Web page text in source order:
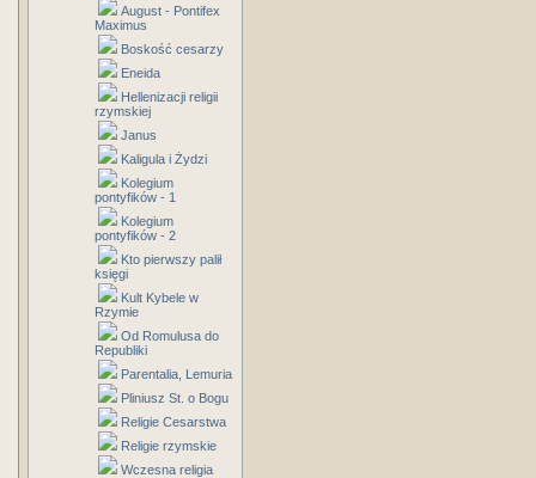
August - Pontifex
Maximus
Boskość cesarzy
Eneida
Hellenizacji religii
rzymskiej
Janus
Kaligula i Żydzi
Kolegium
pontyfików - 1
Kolegium
pontyfików - 2
Kto pierwszy palił
księgi
Kult Kybele w
Rzymie
Od Romulusa do
Republiki
Parentalia, Lemuria
Pliniusz St. o Bogu
Religie Cesarstwa
Religie rzymskie
Wczesna religia